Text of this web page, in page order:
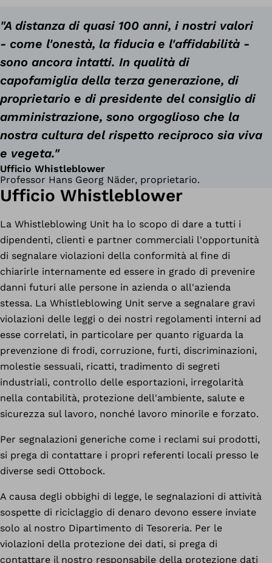
"A distanza di quasi 100 anni, i nostri valori
- come l'onestà, la fiducia e l'affidabilità -
sono ancora intatti. In qualità di
capofamiglia della terza generazione, di
proprietario e di presidente del consiglio di
amministrazione, sono orgoglioso che la
nostra cultura del rispetto reciproco sia viva
e vegeta."
Professor Hans Georg Näder, proprietario.
Ufficio Whistleblower
Ufficio Whistleblower
La Whistleblowing Unit ha lo scopo di dare a tutti i
dipendenti, clienti e partner commerciali l'opportunità
di segnalare violazioni della conformità al fine di
chiarirle internamente ed essere in grado di prevenire
danni futuri alle persone in azienda o all'azienda
stessa. La Whistleblowing Unit serve a segnalare gravi
violazioni delle leggi o dei nostri regolamenti interni ad
esse correlati, in particolare per quanto riguarda la
prevenzione di frodi, corruzione, furti, discriminazioni,
molestie sessuali, ricatti, tradimento di segreti
industriali, controllo delle esportazioni, irregolarità
nella contabilità, protezione dell'ambiente, salute e
sicurezza sul lavoro, nonché lavoro minorile e forzato.
Per segnalazioni generiche come i reclami sui prodotti,
si prega di contattare i propri referenti locali presso le
diverse sedi Ottobock.
A causa degli obbighi di legge, le segnalazioni di attività
sospette di riciclaggio di denaro devono essere inviate
solo al nostro Dipartimento di Tesoreria. Per le
violazioni della protezione dei dati, si prega di
contattare il nostro responsabile della protezione dati